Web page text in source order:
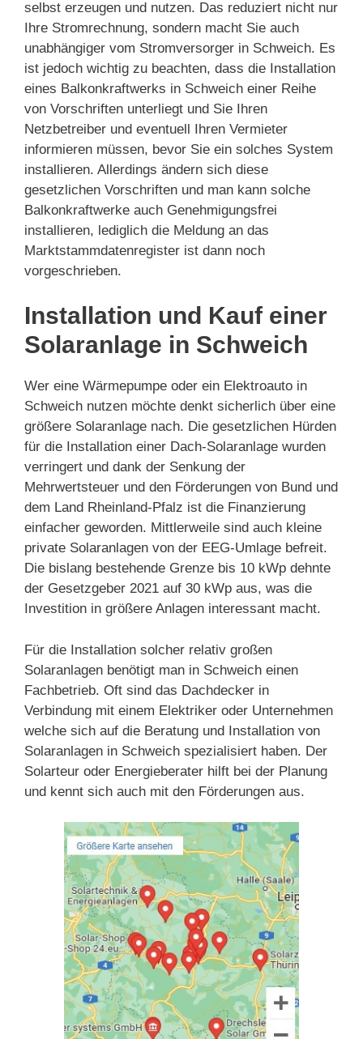
selbst erzeugen und nutzen. Das reduziert nicht nur
Ihre Stromrechnung, sondern macht Sie auch
unabhängiger vom Stromversorger in Schweich. Es
ist jedoch wichtig zu beachten, dass die Installation
eines Balkonkraftwerks in Schweich einer Reihe
von Vorschriften unterliegt und Sie Ihren
Netzbetreiber und eventuell Ihren Vermieter
informieren müssen, bevor Sie ein solches System
installieren. Allerdings ändern sich diese
gesetzlichen Vorschriften und man kann solche
Balkonkraftwerke auch Genehmigungsfrei
installieren, lediglich die Meldung an das
Marktstammdatenregister ist dann noch
vorgeschrieben.
Installation und Kauf einer
Solaranlage in Schweich
Wer eine Wärmepumpe oder ein Elektroauto in
Schweich nutzen möchte denkt sicherlich über eine
größere Solaranlage nach. Die gesetzlichen Hürden
für die Installation einer Dach-Solaranlage wurden
verringert und dank der Senkung der
Mehrwertsteuer und den Förderungen von Bund und
dem Land Rheinland-Pfalz ist die Finanzierung
einfacher geworden. Mittlerweile sind auch kleine
private Solaranlagen von der EEG-Umlage befreit.
Die bislang bestehende Grenze bis 10 kWp dehnte
der Gesetzgeber 2021 auf 30 kWp aus, was die
Investition in größere Anlagen interessant macht.
Für die Installation solcher relativ großen
Solaranlagen benötigt man in Schweich einen
Fachbetrieb. Oft sind das Dachdecker in
Verbindung mit einem Elektriker oder Unternehmen
welche sich auf die Beratung und Installation von
Solaranlagen in Schweich spezialisiert haben. Der
Solarteur oder Energieberater hilft bei der Planung
und kennt sich auch mit den Förderungen aus.